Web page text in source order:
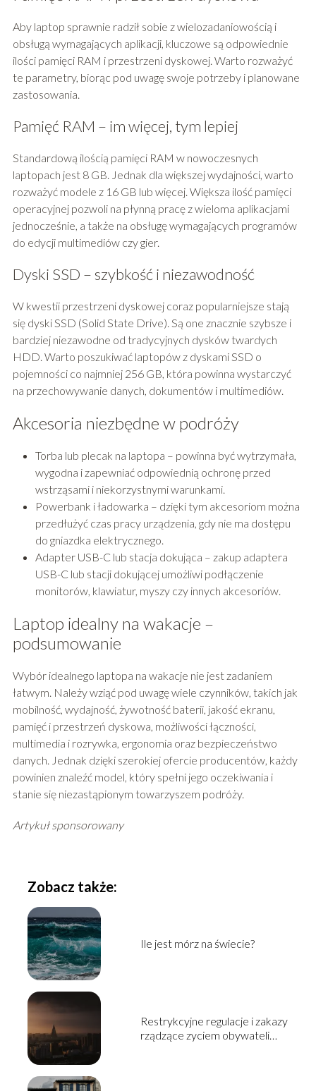
Aby laptop sprawnie radził sobie z wielozadaniowością i
obsługą wymagających aplikacji, kluczowe są odpowiednie
ilości pamięci RAM i przestrzeni dyskowej. Warto rozważyć
te parametry, biorąc pod uwagę swoje potrzeby i planowane
zastosowania.
Pamięć RAM – im więcej, tym lepiej
Standardową ilością pamięci RAM w nowoczesnych
laptopach jest 8 GB. Jednak dla większej wydajności, warto
rozważyć modele z 16 GB lub więcej. Większa ilość pamięci
operacyjnej pozwoli na płynną pracę z wieloma aplikacjami
jednocześnie, a także na obsługę wymagających programów
do edycji multimediów czy gier.
Dyski SSD – szybkość i niezawodność
W kwestii przestrzeni dyskowej coraz popularniejsze stają
się dyski SSD (Solid State Drive). Są one znacznie szybsze i
bardziej niezawodne od tradycyjnych dysków twardych
HDD. Warto poszukiwać laptopów z dyskami SSD o
pojemności co najmniej 256 GB, która powinna wystarczyć
na przechowywanie danych, dokumentów i multimediów.
Akcesoria niezbędne w podróży
Torba lub plecak na laptopa – powinna być wytrzymała,
wygodna i zapewniać odpowiednią ochronę przed
wstrząsami i niekorzystnymi warunkami.
Powerbank i ładowarka – dzięki tym akcesoriom można
przedłużyć czas pracy urządzenia, gdy nie ma dostępu
do gniazdka elektrycznego.
Adapter USB-C lub stacja dokująca – zakup adaptera
USB-C lub stacji dokującej umożliwi podłączenie
monitorów, klawiatur, myszy czy innych akcesoriów.
Laptop idealny na wakacje –
podsumowanie
Wybór idealnego laptopa na wakacje nie jest zadaniem
łatwym. Należy wziąć pod uwagę wiele czynników, takich jak
mobilność, wydajność, żywotność baterii, jakość ekranu,
pamięć i przestrzeń dyskowa, możliwości łączności,
multimedia i rozrywka, ergonomia oraz bezpieczeństwo
danych. Jednak dzięki szerokiej ofercie producentów, każdy
powinien znaleźć model, który spełni jego oczekiwania i
stanie się niezastąpionym towarzyszem podróży.
Artykuł sponsorowany
Zobacz także:
Ile jest mórz na świecie?
Restrykcyjne regulacje i zakazy
rządzące zyciem obywateli